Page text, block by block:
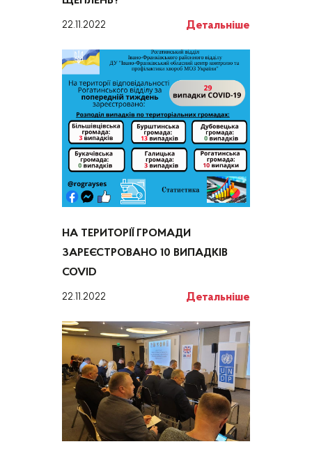
22.11.2022 Детальніше
НА ТЕРИТОРІЇ ГРОМАДИ
ЗАРЕЄСТРОВАНО 10 ВИПАДКІВ
COVID
22.11.2022 Детальніше